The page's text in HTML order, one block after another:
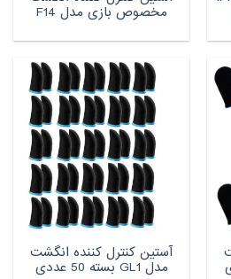
مخصوص بازی مدل F14
آستین کنترل کننده انگشت
مدل GL1 بسته 50 عددی